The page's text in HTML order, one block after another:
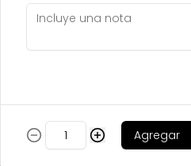
Sakana Agregar